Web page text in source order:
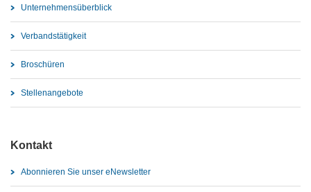
Unternehmensüberblick
Verbandstätigkeit
Broschüren
Stellenangebote
Kontakt
Abonnieren Sie unser eNewsletter